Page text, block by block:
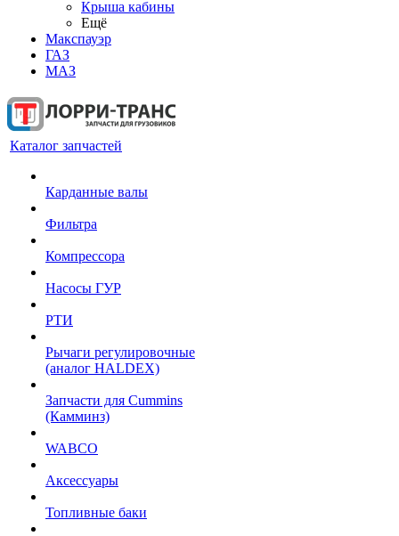
Крыша кабины
Ещё
Макспауэр
ГАЗ
МАЗ
Каталог запчастей
Карданные валы
Фильтра
Компрессора
Насосы ГУР
РТИ
Рычаги регулировочные
(аналог HALDEX)
Запчасти для Cummins
(Камминз)
WABCO
Аксессуары
Топливные баки